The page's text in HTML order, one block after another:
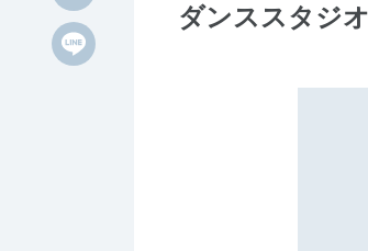
ダンススタジ